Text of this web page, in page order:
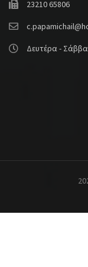
23210 65806
Δευτέρα -